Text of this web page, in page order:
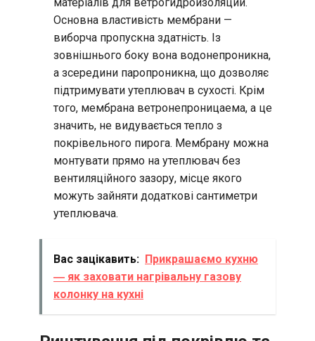
Основна властивість мембрани —
виборча пропускна здатність. Із
зовнішнього боку вона водонепроникна,
а зсередини паропроникна, що дозволяє
підтримувати утеплювач в сухості. Крім
того, мембрана ветронепроницаема, а це
значить, не видувається тепло з
покрівельного пирога. Мембрану можна
монтувати прямо на утеплювач без
вентиляційного зазору, місце якого
можуть зайняти додаткові сантиметри
утеплювача.
Вас зацікавить: Прикрашаємо кухню
― як заховати нагрівальну газову
колонку на кухні